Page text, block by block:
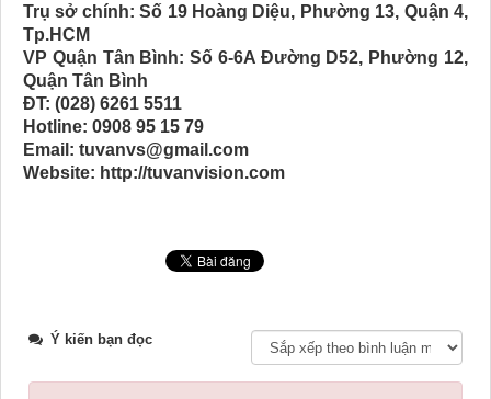
Trụ sở chính: Số 19 Hoàng Diệu, Phường 13, Quận 4,
Tp.HCM
VP Quận Tân Bình: Số 6-6A Đường D52, Phường 12,
Quận Tân Bình
ĐT: (028) 6261 5511
Hotline: 0908 95 15 79
Email: tuvanvs@gmail.com
Website: http://tuvanvision.com
Ý kiến bạn đọc